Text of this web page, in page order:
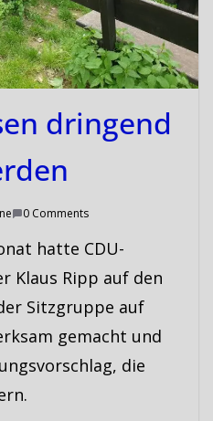
dringend
0 Comments
hatte CDU-
Klaus Ripp auf den
Sitzgruppe auf
gemacht und
die